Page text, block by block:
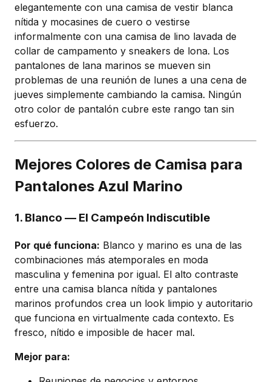
elegantemente con una camisa de vestir blanca
nítida y mocasines de cuero o vestirse
informalmente con una camisa de lino lavada de
collar de campamento y sneakers de lona. Los
pantalones de lana marinos se mueven sin
problemas de una reunión de lunes a una cena de
jueves simplemente cambiando la camisa. Ningún
otro color de pantalón cubre este rango tan sin
esfuerzo.
Mejores Colores de Camisa para
Pantalones Azul Marino
1. Blanco — El Campeón Indiscutible
Por qué funciona: Blanco y marino es una de las
combinaciones más atemporales en moda
masculina y femenina por igual. El alto contraste
entre una camisa blanca nítida y pantalones
marinos profundos crea un look limpio y autoritario
que funciona en virtualmente cada contexto. Es
fresco, nítido e imposible de hacer mal.
Mejor para: